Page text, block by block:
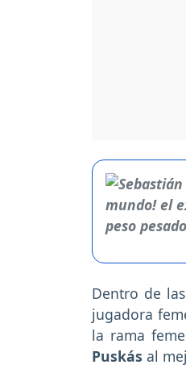
Dentro de
jugadora
la rama
Puskás al